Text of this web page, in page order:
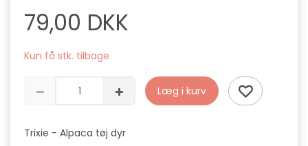
79,00 DKK
Kun få stk. tilbage
Læg i kurv
Trixie - Alpaca tøj dyr